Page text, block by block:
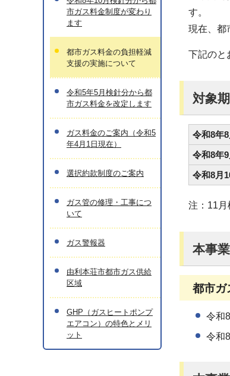
す。
現在、都
下記のと
対象
令和8年
令和8年
令和8月
注：11月
本事
都市ガ
令和
令和
市ガス料金制度が変わり
ます
都市ガス料金の負担軽減
支援の実施について
令和5年5月検針分から都
市ガス料金を改定します
ガス料金のご案内（令和5
年4月1日現在）
選択約款制度のご案内
ガス管の修理・工事につ
いて
ガス警報器
由利本荘市都市ガス供給
区域
GHP（ガスヒートポンプ
エアコン）の特色とメリ
ット